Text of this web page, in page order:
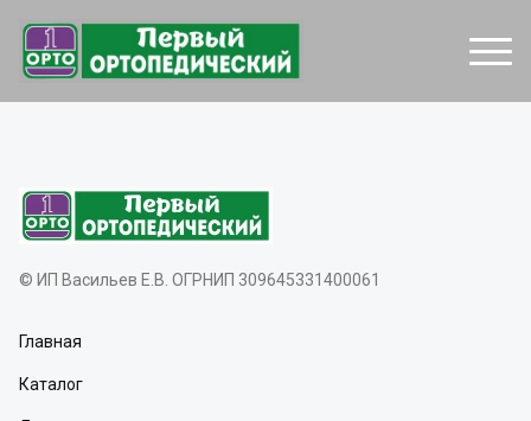
© ИП Васильев Е.В. ОГРНИП 309645331400061
Главная
Каталог